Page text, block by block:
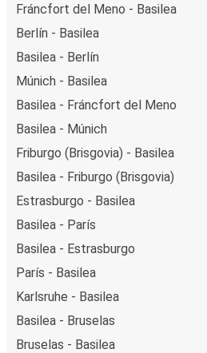
Fráncfort del Meno - Basilea
Berlín - Basilea
Basilea - Berlín
Múnich - Basilea
Basilea - Fráncfort del Meno
Basilea - Múnich
Friburgo (Brisgovia) - Basilea
Basilea - Friburgo (Brisgovia)
Estrasburgo - Basilea
Basilea - París
Basilea - Estrasburgo
París - Basilea
Karlsruhe - Basilea
Basilea - Bruselas
Bruselas - Basilea